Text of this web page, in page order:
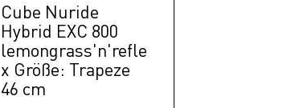
Cube Nuride
Hybrid EXC 800
lemongrass'n'refle
x Größe: Trapeze
46 cm